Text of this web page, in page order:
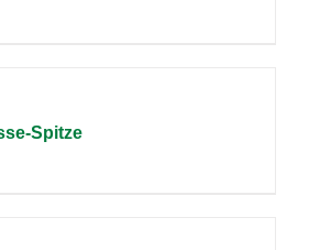
Spitze